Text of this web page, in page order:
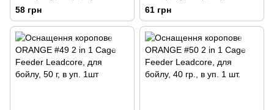
58 грн 61 грн